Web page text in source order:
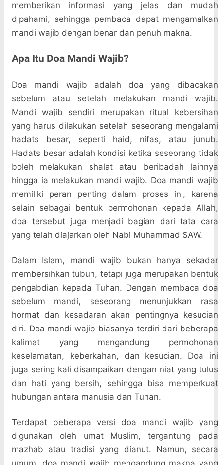
memberikan informasi yang jelas dan mudah
dipahami, sehingga pembaca dapat mengamalkan
mandi wajib dengan benar dan penuh makna.
Apa Itu Doa Mandi Wajib?
Doa mandi wajib adalah doa yang dibacakan
sebelum atau setelah melakukan mandi wajib.
Mandi wajib sendiri merupakan ritual kebersihan
yang harus dilakukan setelah seseorang mengalami
hadats besar, seperti haid, nifas, atau junub.
Hadats besar adalah kondisi ketika seseorang tidak
boleh melakukan shalat atau beribadah lainnya
hingga ia melakukan mandi wajib. Doa mandi wajib
memiliki peran penting dalam proses ini, karena
selain sebagai bentuk permohonan kepada Allah,
doa tersebut juga menjadi bagian dari tata cara
yang telah diajarkan oleh Nabi Muhammad SAW.
Dalam Islam, mandi wajib bukan hanya sekadar
membersihkan tubuh, tetapi juga merupakan bentuk
pengabdian kepada Tuhan. Dengan membaca doa
sebelum mandi, seseorang menunjukkan rasa
hormat dan kesadaran akan pentingnya kesucian
diri. Doa mandi wajib biasanya terdiri dari beberapa
kalimat yang mengandung permohonan
keselamatan, keberkahan, dan kesucian. Doa ini
juga sering kali disampaikan dengan niat yang tulus
dan hati yang bersih, sehingga bisa memperkuat
hubungan antara manusia dan Tuhan.
Terdapat beberapa versi doa mandi wajib yang
digunakan oleh umat Muslim, tergantung pada
mazhab atau tradisi yang dianut. Namun, secara